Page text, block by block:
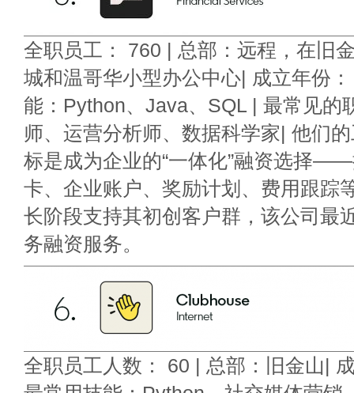
全职员工： 760 | 总部：远程，在旧
城和温哥华小型办公中心| 成立年份
能：Python、Java、SQL | 最常见的
师、运营分析师、数据科学家| 他们
标是成为企业的“一体化”融资选择
卡、企业账户、奖励计划、费用跟踪
长阶段支持其初创客户群，该公司最
务融资服务。
全职员工人数： 60 | 总部：旧金山|